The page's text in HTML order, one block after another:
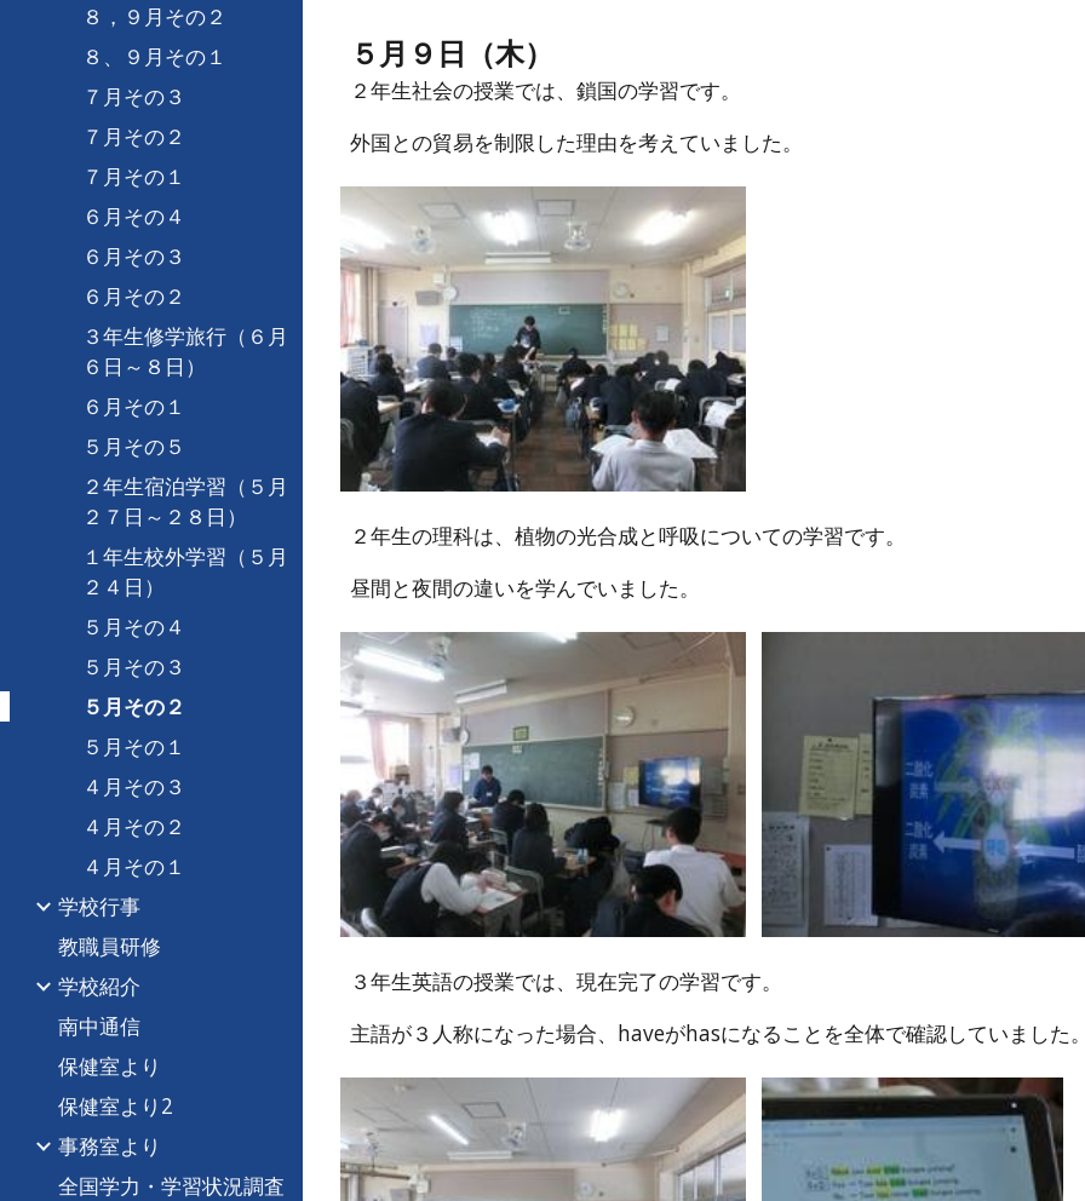
８，９月その２
８、９月その１
７月その３
７月その２
７月その１
６月その４
６月その３
６月その２
３年生修学旅行（６月
６日～８日）
６月その１
５月その５
２年生宿泊学習（５月
２７日～２８日）
１年生校外学習（５月
２４日）
５月その４
５月その３
５月その２
５月その１
４月その３
４月その２
４月その１
学校行事
教職員研修
学校紹介
南中通信
保健室より
保健室より2
事務室より
全国学力・学習状況調査
５月９日（木）
２年生社会の授業では、鎖国の学習です。
外国との貿易を制限した理由を考えていました。
２年生の理科は、植物の光合成と呼吸についての学習です。
昼間と夜間の違いを学んでいました。
３年生英語の授業では、現在完了の学習です。
主語が３人称になった場合、haveがhasになることを全体で確認していました